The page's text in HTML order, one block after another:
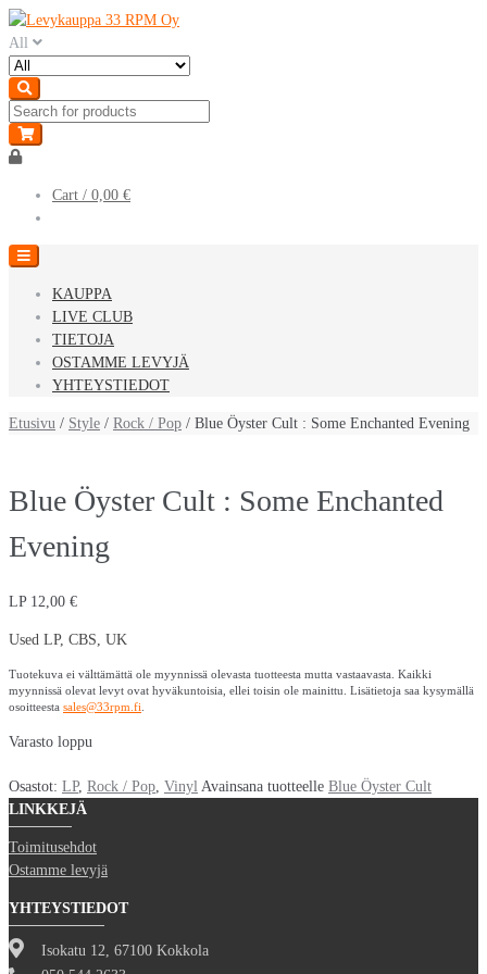
Skip
to
navigation
Skip
to
content
All
Cart / 0,00 €
KAUPPA
LIVE CLUB
TIETOJA
OSTAMME LEVYJÄ
YHTEYSTIEDOT
Etusivu / Style / Rock / Pop / Blue Öyster Cult : Some Enchanted Evening
Blue Öyster Cult : Some Enchanted
Evening
LP 12,00 €
Used LP, CBS, UK
Tuotekuva ei välttämättä ole myynnissä olevasta tuotteesta mutta vastaavasta. Kaikki
myynnissä olevat levyt ovat hyväkuntoisia, ellei toisin ole mainittu. Lisätietoja saa kysymällä
osoitteesta sales@33rpm.fi
Varasto loppu
Osastot: LP, Rock / Pop Vinyl Avainsana tuotteelle Blue Öyster Cult
LINKKEJÄ
Toimitusehdot
Ostamme levyjä
YHTEYSTIEDOT
Isokatu 12, 67100 Kokkola